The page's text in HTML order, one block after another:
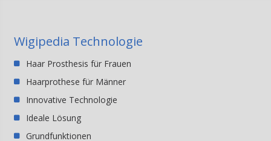
Wigipedia Technologie
Haar Prosthesis für Frauen
Haarprothese für Männer
Innovative Technologie
Ideale Lösung
Grundfunktionen